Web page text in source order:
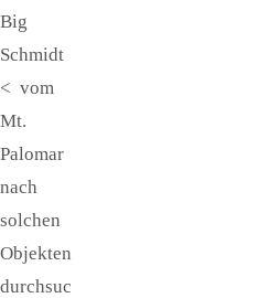
Big
Schmidt
< vom
Mt.
Palomar
nach
solchen
Objekten
durchsuc